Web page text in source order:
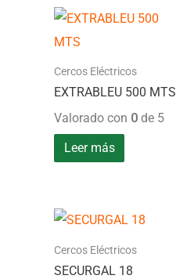
Cercos Eléctricos
EXTRABLEU 500 MTS
Valorado con 0 de 5
Leer más
Cercos Eléctricos
SECURGAL 18